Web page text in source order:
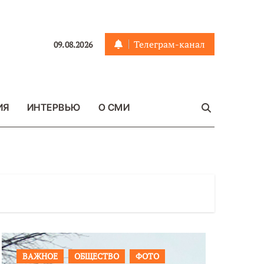
09.08.2026 Телеграм-канал
ИНТЕРВЬЮ О СМИ
ПРОИСШЕСТВИЯ ФОТО